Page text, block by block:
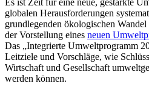
globalen Herausforderungen
grundlegenden ökologischen
der Vorstellung eines neuen
Das „Integrierte Umweltprogramm
Leitziele und Vorschläge, wie
Wirtschaft und Gesellschaft
werden können.